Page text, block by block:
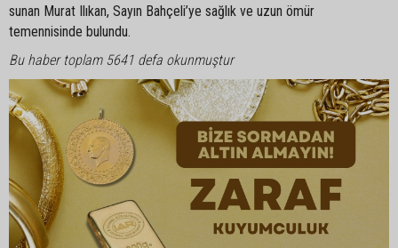
sunan Murat Ilıkan, Sayın Bahçeli’ye sağlık ve uzun ömür
temennisinde bulundu.
Bu haber toplam 5641 defa okunmuştur